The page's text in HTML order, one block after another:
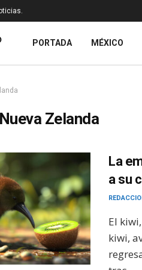
PORTADA MÉXICO
Nueva Zelanda
La
a su
El
kiwi,